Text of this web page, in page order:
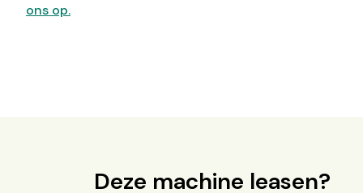
ons op.
Deze machine leasen?